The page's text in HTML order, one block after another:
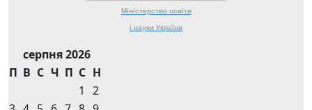
Міністерство освіти
і науки України
серпня 2026
П В С Ч П С Н
1
2